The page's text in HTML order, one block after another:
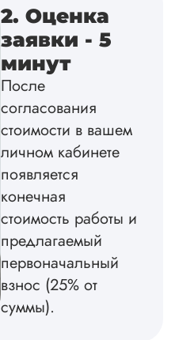
экспериментов,
которые сам же и
провел. Спасибо
Вика
Вид работы:
Диссертация
Дата: 2025-02-19
Диссертацию
2. Оценка
заявки - 5
минут
После
согласования
стоимости в вашем
личном кабинете
появляется
конечная
стоимость работы и
предлагаемый
первоначальный
взнос (25% от
суммы).